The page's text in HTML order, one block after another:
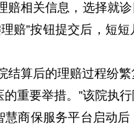
相关信息，选择就诊
赔”按钮提交后，短
算后的理赔过程纷
重要举措。”该院执
商保服务平台启动后